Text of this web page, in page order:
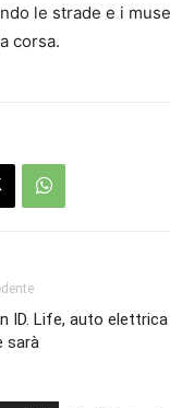
le strade e i
corsa.
ID. Life, auto elettrica
sarà